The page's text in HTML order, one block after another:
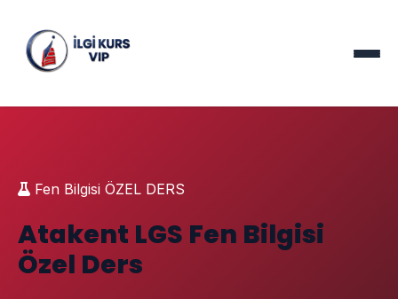
Fen Bilgisi ÖZEL DERS
Atakent LGS Fen Bilgisi
Özel Ders